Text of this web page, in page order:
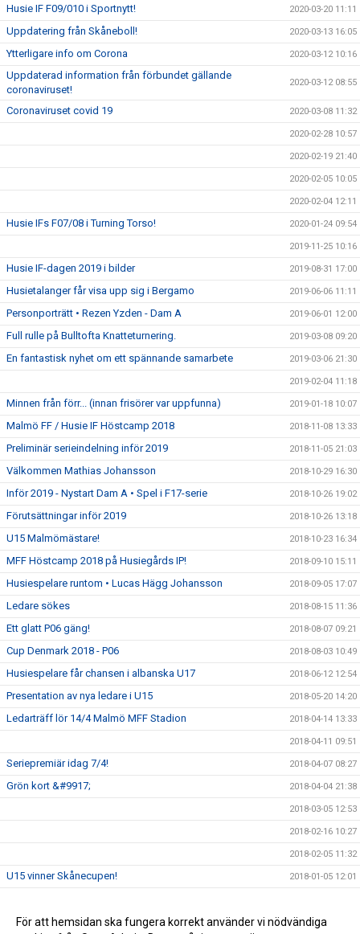
Husie IF F09/010 i Sportnytt! 2020-03-20 11:11
Uppdatering från Skåneboll! 2020-03-13 16:05
Ytterligare info om Corona 2020-03-12 10:16
Uppdaterad information från förbundet gällande
coronaviruset!
2020-03-12 08:55
Coronaviruset covid 19 2020-03-08 11:32
2020-02-28 10:57
2020-02-19 21:40
2020-02-05 10:05
2020-02-04 12:11
Husie IFs F07/08 i Turning Torso! 2020-01-24 09:54
2019-11-25 10:16
Husie IF-dagen 2019 i bilder 2019-08-31 17:00
Husietalanger får visa upp sig i Bergamo 2019-06-06 11:11
Personporträtt • Rezen Yzden - Dam A 2019-06-01 12:00
Full rulle på Bulltofta Knatteturnering. 2019-03-08 09:20
En fantastisk nyhet om ett spännande samarbete 2019-03-06 21:30
2019-02-04 11:18
Minnen från förr... (innan frisörer var uppfunna) 2019-01-18 10:07
Malmö FF / Husie IF Höstcamp 2018 2018-11-08 13:33
Preliminär serieindelning inför 2019 2018-11-05 21:03
Välkommen Mathias Johansson 2018-10-29 16:30
Inför 2019 - Nystart Dam A • Spel i F17-serie 2018-10-26 19:02
Förutsättningar inför 2019 2018-10-26 13:18
U15 Malmömästare! 2018-10-23 16:34
MFF Höstcamp 2018 på Husiegårds IP! 2018-09-10 15:11
Husiespelare runtom • Lucas Hägg Johansson 2018-09-05 17:07
Ledare sökes 2018-08-15 11:36
Ett glatt P06 gäng! 2018-08-07 09:21
Cup Denmark 2018 - P06 2018-08-03 10:49
Husiespelare får chansen i albanska U17 2018-06-12 12:54
Presentation av nya ledare i U15 2018-05-20 14:20
Ledarträff lör 14/4 Malmö MFF Stadion 2018-04-14 13:33
2018-04-11 09:51
Seriepremiär idag 7/4! 2018-04-07 08:27
Grön kort &#9917; 2018-04-04 21:38
2018-03-05 12:53
2018-02-16 10:27
2018-02-05 11:32
U15 vinner Skånecupen! 2018-01-05 12:01
2017-08-21 09:37
För att hemsidan ska fungera korrekt använder vi nödvändiga